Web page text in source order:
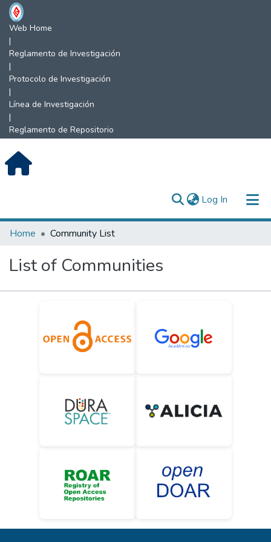
Web Home
|
Reglamento de Investigación
|
Protocolo de Investigación
|
Línea de Investigación
|
Reglamento de Repositorio
Log In (current)
Communities & Collections
All of DSpace
Home Community List
List of Communities